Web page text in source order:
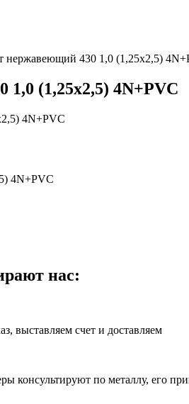
нержавеющий 430 1,0 (1,25х2,5)
(1,25х2,5) 4N+PVC
4N+PVC
нас:
выставляем счет и доставляем
консультируют по металлу, его